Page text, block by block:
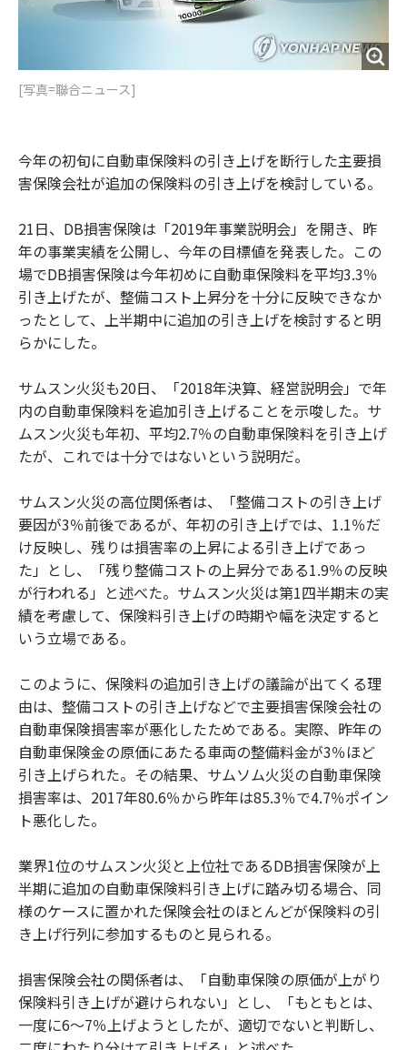
[写真=聯合ニュース]
今年の初旬に自動車保険料の引き上げを断行した主要損
害保険会社が追加の保険料の引き上げを検討している。
21日、DB損害保険は「2019年事業説明会」を開き、昨
年の事業実績を公開し、今年の目標値を発表した。この
場でDB損害保険は今年初めに自動車保険料を平均3.3％
引き上げたが、整備コスト上昇分を十分に反映できなか
ったとして、上半期中に追加の引き上げを検討すると明
らかにした。
サムスン火災も20日、「2018年決算、経営説明会」で年
内の自動車保険料を追加引き上げることを示唆した。サ
ムスン火災も年初、平均2.7％の自動車保険料を引き上げ
たが、これでは十分ではないという説明だ。
サムスン火災の高位関係者は、「整備コストの引き上げ
要因が3％前後であるが、年初の引き上げでは、1.1％だ
け反映し、残りは損害率の上昇による引き上げであっ
た」とし、「残り整備コストの上昇分である1.9％の反映
が行われる」と述べた。サムスン火災は第1四半期末の実
績を考慮して、保険料引き上げの時期や幅を決定すると
いう立場である。
このように、保険料の追加引き上げの議論が出てくる理
由は、整備コストの引き上げなどで主要損害保険会社の
自動車保険損害率が悪化したためである。実際、昨年の
自動車保険金の原価にあたる車両の整備料金が3％ほど
引き上げられた。その結果、サムソム火災の自動車保険
損害率は、2017年80.6％から昨年は85.3％で4.7％ポイン
ト悪化した。
業界1位のサムスン火災と上位社であるDB損害保険が上
半期に追加の自動車保険料引き上げに踏み切る場合、同
様のケースに置かれた保険会社のほとんどが保険料の引
き上げ行列に参加するものと見られる。
損害保険会社の関係者は、「自動車保険の原価が上がり
保険料引き上げが避けられない」とし、「もともとは、
一度に6〜7％上げようとしたが、適切でないと判断し、